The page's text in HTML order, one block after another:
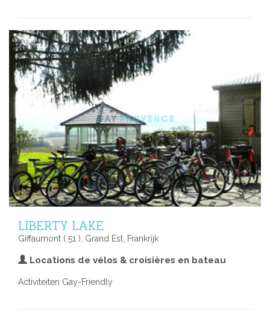
LIBERTY LAKE
Giffaumont ( 51 ), Grand Est, Frankrijk
Locations de vélos & croisières en bateau
Activiteiten Gay-Friendly